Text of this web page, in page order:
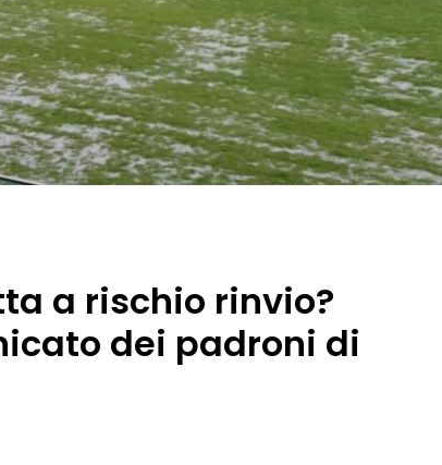
a rischio rinvio?
dei padroni di